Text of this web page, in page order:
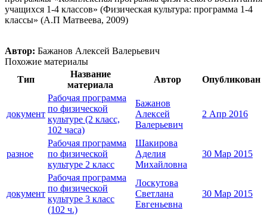
учащихся 1-4 классов» (Физическая культура: программа 1-4
классы» (А.П Матвеева, 2009)
Автор: Бажанов Алексей Валерьевич
Похожие материалы
Тип
Название
материала
Автор Опубликован
документ
Рабочая программа
по физической
культуре (2 класс,
102 часа)
Бажанов
Алексей
Валерьевич
2 Апр 2016
разное
Рабочая программа
по физической
культуре 2 класс
Шакирова
Аделия
Михайловна
30 Мар 2015
документ
Рабочая программа
по физической
культуре 3 класс
(102 ч.)
Лоскутова
Светлана
Евгеньевна
30 Мар 2015